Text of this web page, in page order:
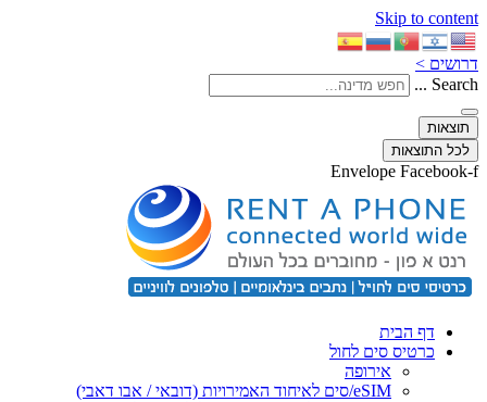
Skip to content
דרושים >
Search ...
תוצאות
לכל התוצאות
Envelope Facebook-f
דף הבית
כרטיס סים לחול
אירופה
eSIM/סים לאיחוד האמירויות (דובאי / אבו דאבי)